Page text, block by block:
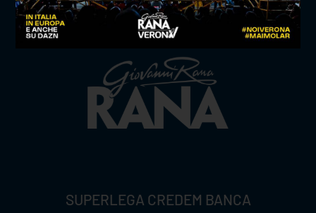
TITLE SPONSOR
SUPERLEGA CREDEM BANCA